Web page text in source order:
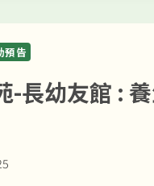
預告
-長幼友館 :